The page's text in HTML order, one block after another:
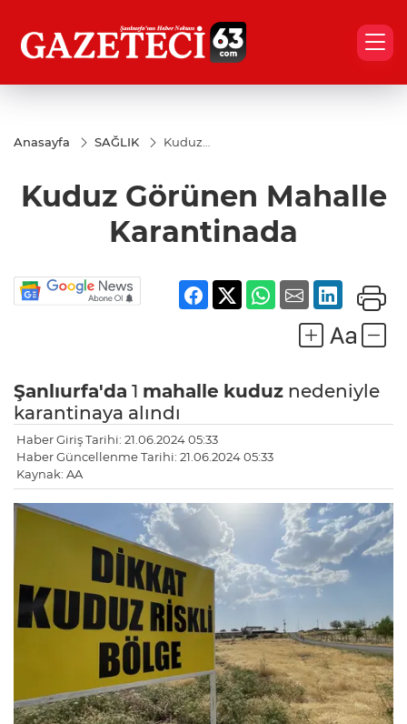
Anasayfa SAĞLIK
Kuduz
Karantinada
Kuduz Görünen Mahalle
Karantinada
Şanlıurfa'da 1 mahalle kuduz nedeniyle
karantinaya alındı
Haber Giriş Tarihi: 21.06.2024 05:33
Haber Güncellenme Tarihi: 21.06.2024 05:33
Kaynak: AA